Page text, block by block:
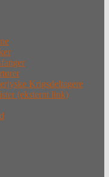
Krigsdeltagere
(eksternt link)